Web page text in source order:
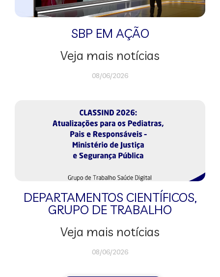
SBP EM AÇÃO
Veja mais notícias
08/06/2026
DEPARTAMENTOS CIENTÍFICOS,
GRUPO DE TRABALHO
Veja mais notícias
08/06/2026